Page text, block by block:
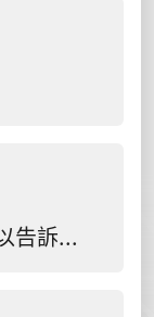
我想連絡某某教授，可不可以告訴我他(她)的行動電話？